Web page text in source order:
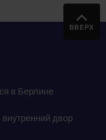
ВВЕРХ
в Берлине
двор